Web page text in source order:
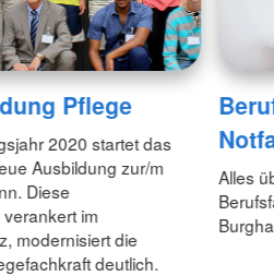
Pflege
2020 startet das
Ausbildung zur/m
Diese
im
modernisiert die
deutlich.
Alles